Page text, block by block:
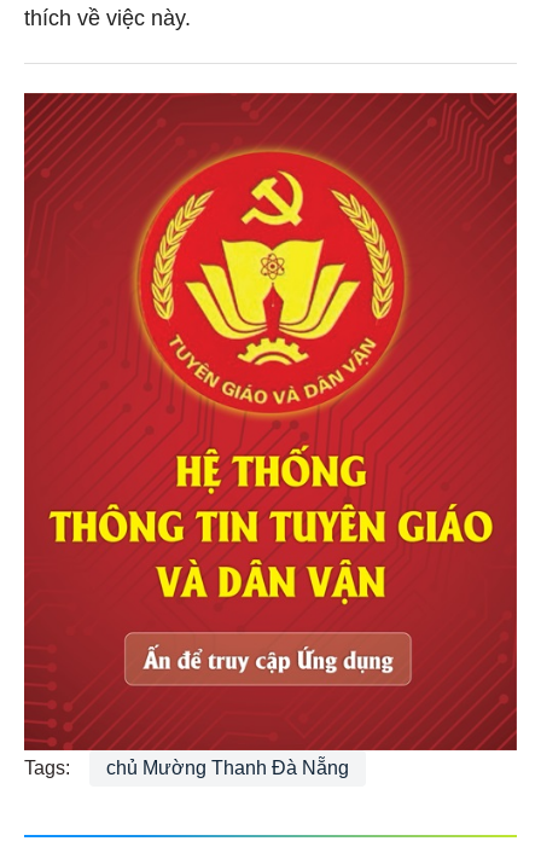
thích về việc này.
Tags: chủ Mường Thanh Đà Nẵng